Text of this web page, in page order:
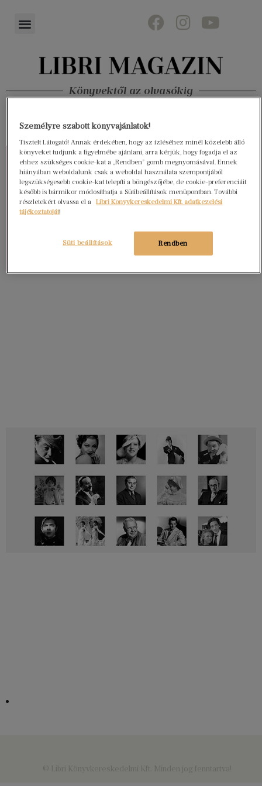
Könyvektől az olvasókig
Személyre szabott könyvajánlatok!
Tisztelt Látogató! Annak érdekében, hogy az ízléséhez minél közelebb álló
könyveket tudjunk a figyelmébe ajánlani, arra kérjük, hogy fogadja el az
ehhez szükséges cookie-kat a „Rendben” gomb megnyomásával. Ennek
hiányában weboldalunk csak a weboldal használata szempontjából
legszükségesebb cookie-kat telepíti a böngészőjébe, de cookie-preferenciáit
később is bármikor módosíthatja a Sütibeállítások menüpontban. További
részletekért olvassa el a
Libri Könyvkereskedelmi Kft. adatkezelési
tájékoztatóját!
Rendben
Süti beállítások